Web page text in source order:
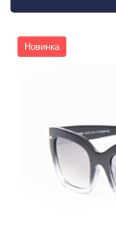
Новинка